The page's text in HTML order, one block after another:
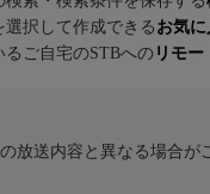
択して作成できるお気
ご自宅のSTBへの リモー
放送内容と異なる場合が